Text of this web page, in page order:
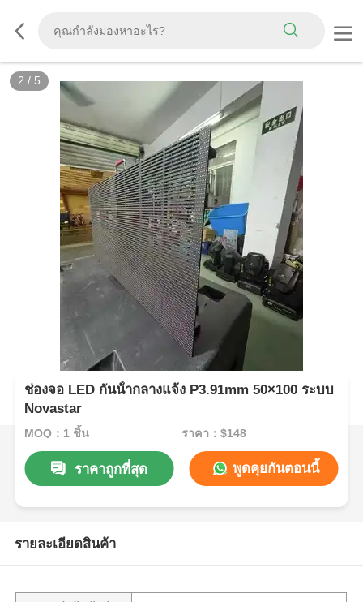
2 / 5
ช่องจอ LED กันน้ํากลางแจ้ง P3.91mm 50×100 ระบบ
Novastar
MOQ：1 ชิ้น ราคา：$148
ราคาถูกที่สุด พูดคุยกันตอนนี้
รายละเอียดสินค้า